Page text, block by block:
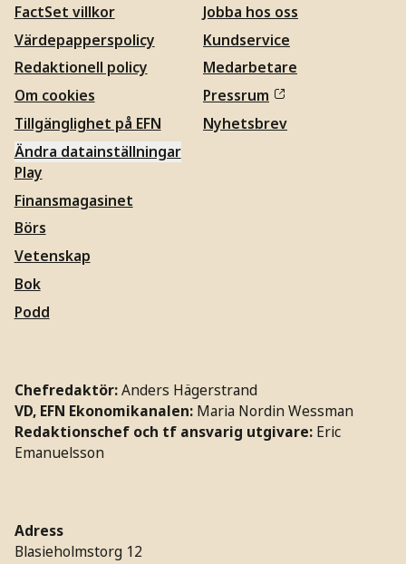
FactSet villkor
Värdepapperspolicy
Redaktionell policy
Om cookies
Tillgänglighet på EFN
Ändra datainställningar
Jobba hos oss
Kundservice
Medarbetare
Pressrum
Nyhetsbrev
Play
Finansmagasinet
Börs
Vetenskap
Bok
Podd
Chefredaktör:Anders Hägerstrand
VD, EFN Ekonomikanalen: Maria Nordin Wessman
Redaktionschef och tf ansvarig utgivare: Eric
Emanuelsson
Adress
Blasieholmstorg 12